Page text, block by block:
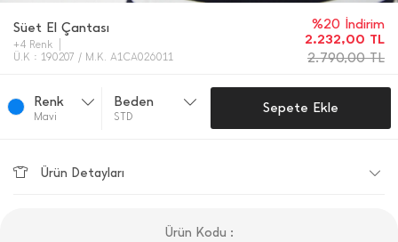
Süet El Çantası
+4 Renk
Ü.K : 190207 / M.K. A1CA026011
%20 İndirim
2.232,00 TL
2.790,00TL
Renk
Mavi̇
Beden
STD
Sepete Ekle
Ürün Detayları
Ürün Kodu :